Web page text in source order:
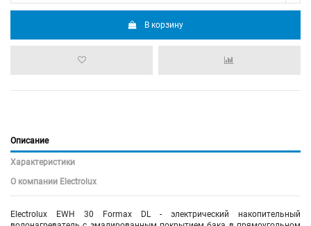
В корзину
Описание
Характеристики
О компании Electrolux
Electrolux EWH 30 Formax DL - электрический накопительный